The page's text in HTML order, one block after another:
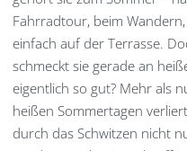
Fahrradtour, beim
einfach auf der Terrasse.
schmeckt sie gerade an
eigentlich so gut? Mehr als
heißen Sommertagen
durch das Schwitzen nicht